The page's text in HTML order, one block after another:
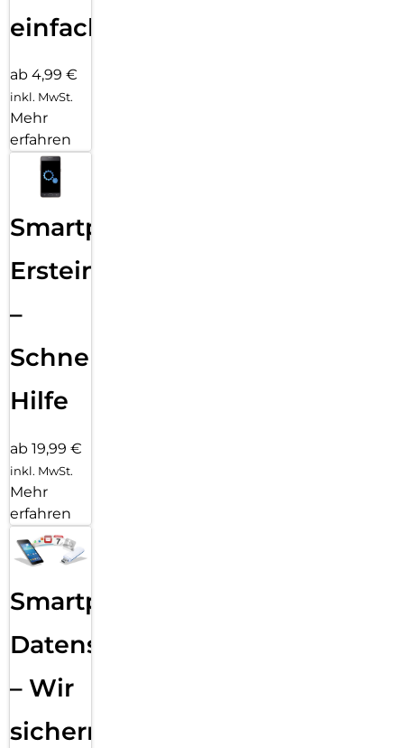
einfach
ab 4,99 €
inkl. MwSt.
Mehr
erfahren
Smartphone
Ersteinrichtung
–
Schnelle
Hilfe
ab 19,99 €
inkl. MwSt.
Mehr
erfahren
Smartphone
Datensicherung
– Wir
sichern